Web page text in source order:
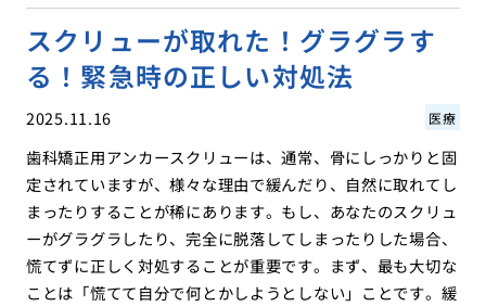
スクリューが取れた！グラグラす
る！緊急時の正しい対処法
2025.11.16 医療
歯科矯正用アンカースクリューは、通常、骨にしっかりと固
定されていますが、様々な理由で緩んだり、自然に取れてし
まったりすることが稀にあります。もし、あなたのスクリュ
ーがグラグラしたり、完全に脱落してしまったりした場合、
慌てずに正しく対処することが重要です。まず、最も大切な
ことは「慌てて自分で何とかしようとしない」ことです。緩